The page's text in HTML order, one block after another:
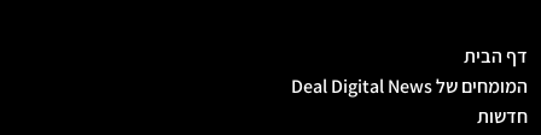
דף הבית
המומחים של Deal Digital News
חדשות